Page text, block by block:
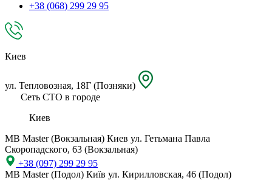
+38 (068) 299 29 95
Киев
ул. Тепловозная, 18Г (Позняки)
Сеть СТО в городе
Киев
MB Master (Вокзальная) Киев ул. Гетьмана Павла
Скоропадского, 63 (Вокзальная)
+38 (097) 299 29 95
MB Master (Подол) Київ ул. Кирилловская, 46 (Подол)